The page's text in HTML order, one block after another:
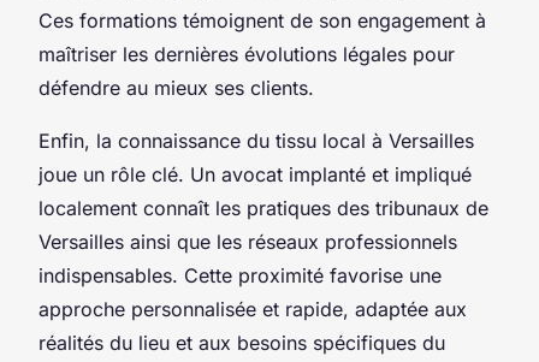
Ces formations témoignent de son engagement à
maîtriser les dernières évolutions légales pour
défendre au mieux ses clients.
Enfin, la connaissance du tissu local à Versailles
joue un rôle clé. Un avocat implanté et impliqué
localement connaît les pratiques des tribunaux de
Versailles ainsi que les réseaux professionnels
indispensables. Cette proximité favorise une
approche personnalisée et rapide, adaptée aux
réalités du lieu et aux besoins spécifiques du